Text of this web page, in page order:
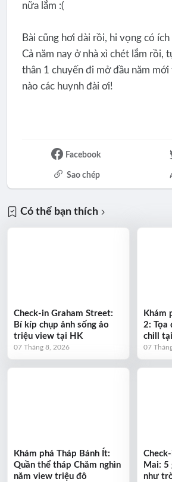
nữa lắm :(
Bài cũng hơi dài rồi, hi vọng có
Cả năm nay ở nhà xì chét lắm rồi,
thân 1 chuyến đi mở đầu năm mới
nào các huynh đài ơi!
Facebook
Sao chép
Có thể bạn thích
Check-in Graham Street:
Bí kíp chụp ảnh sống ảo
triệu view tại HK
07 Tháng 8, 2026
Khám
2: Tọa
chill
07
Khám phá Tháp Bánh Ít:
Quần thể tháp Chăm nghìn
năm view triệu đô
Mai: 5
như